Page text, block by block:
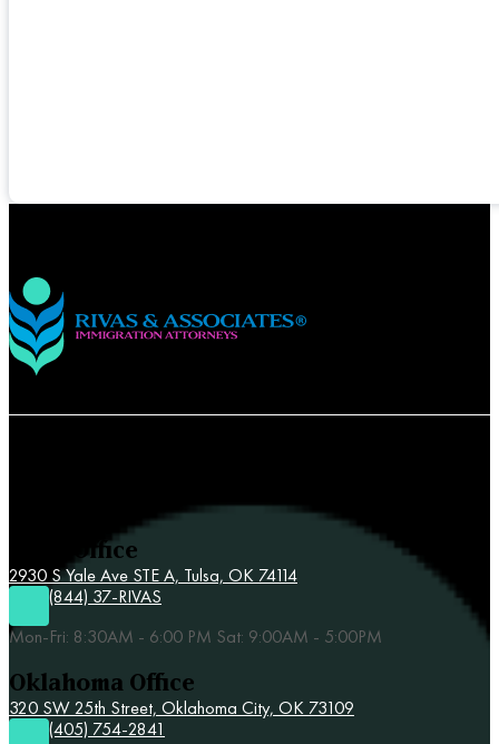
Tulsa Office
2930 S Yale Ave STE A, Tulsa, OK 74114
(844) 37-RIVAS
Mon-Fri: 8:30AM - 6:00 PM Sat: 9:00AM - 5:00PM
Oklahoma Office
320 SW 25th Street, Oklahoma City, OK 73109
(405) 754-2841